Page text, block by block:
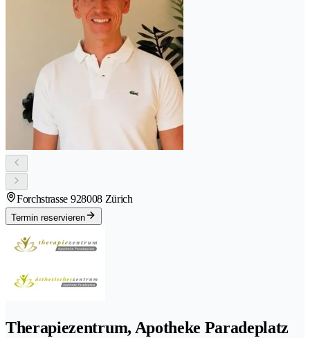
Forchstrasse 928008 Zürich
Termin reservieren
Therapiezentrum, Apotheke Paradeplatz